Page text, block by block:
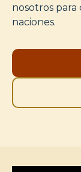
nosotros
naciones.